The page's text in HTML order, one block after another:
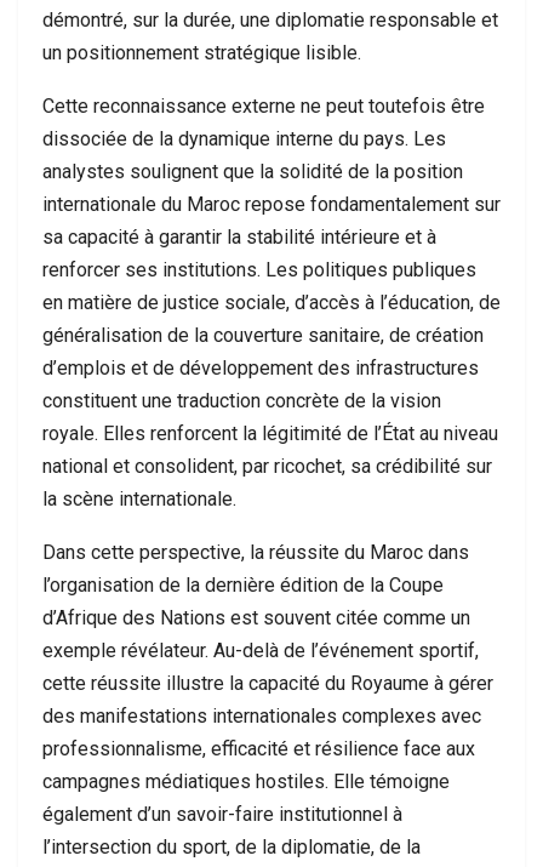
démontré, sur la durée, une diplomatie responsable et
un positionnement stratégique lisible.
Cette reconnaissance externe ne peut toutefois être
dissociée de la dynamique interne du pays. Les
analystes soulignent que la solidité de la position
internationale du Maroc repose fondamentalement sur
sa capacité à garantir la stabilité intérieure et à
renforcer ses institutions. Les politiques publiques
en matière de justice sociale, d’accès à l’éducation, de
généralisation de la couverture sanitaire, de création
d’emplois et de développement des infrastructures
constituent une traduction concrète de la vision
royale. Elles renforcent la légitimité de l’État au niveau
national et consolident, par ricochet, sa crédibilité sur
la scène internationale.
Dans cette perspective, la réussite du Maroc dans
l’organisation de la dernière édition de la Coupe
d’Afrique des Nations est souvent citée comme un
exemple révélateur. Au-delà de l’événement sportif,
cette réussite illustre la capacité du Royaume à gérer
des manifestations internationales complexes avec
professionnalisme, efficacité et résilience face aux
campagnes médiatiques hostiles. Elle témoigne
également d’un savoir-faire institutionnel à
l’intersection du sport, de la diplomatie, de la